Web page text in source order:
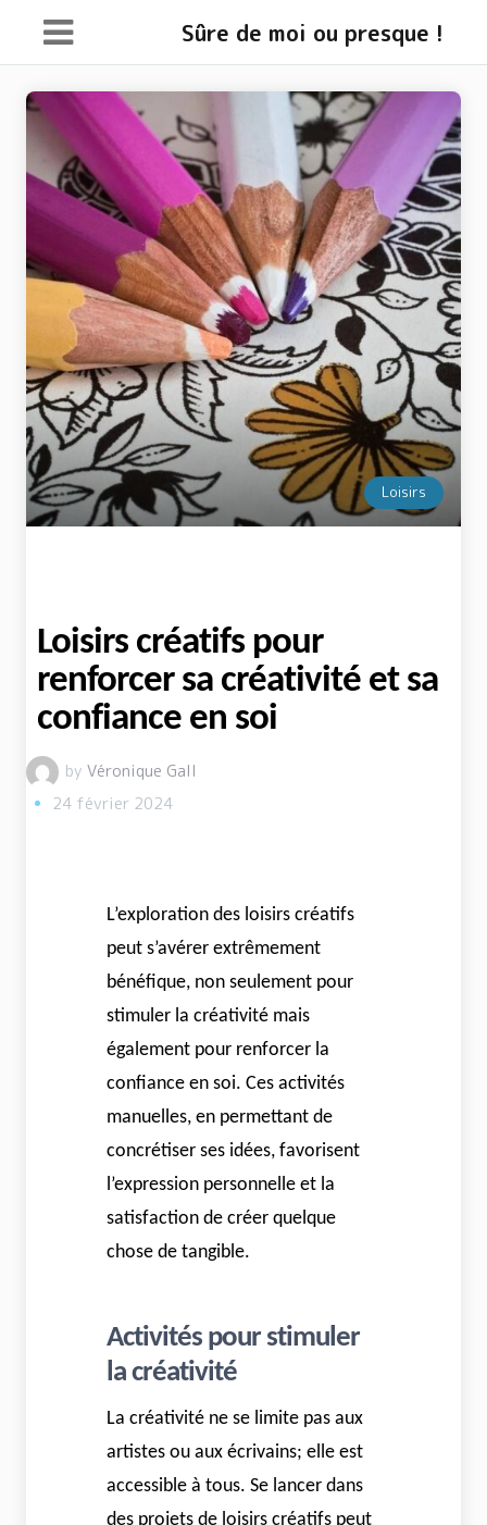
Main
Sûre de moi ou presque !
Loisirs
Loisirs créatifs pour
renforcer sa créativité et sa
confiance en soi
by Véronique Gall
24 février 2024
L’exploration des loisirs créatifs
peut s’avérer extrêmement
bénéfique, non seulement pour
stimuler la créativité mais
également pour renforcer la
confiance en soi. Ces activités
manuelles, en permettant de
concrétiser ses idées, favorisent
l’expression personnelle et la
satisfaction de créer quelque
chose de tangible.
Activités pour stimuler
la créativité
La créativité ne se limite pas aux
artistes ou aux écrivains; elle est
accessible à tous. Se lancer dans
des projets de loisirs créatifs peut